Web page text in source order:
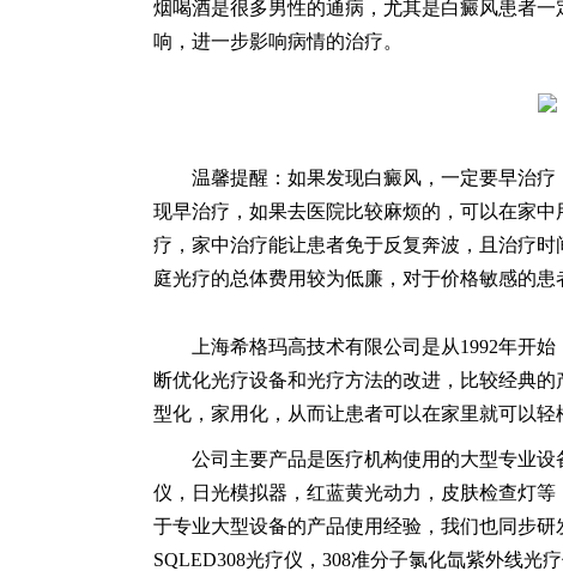
烟喝酒是很多男性的通病，尤其是白癜风患者
响，进一步影响病情的治疗。
温馨提醒：如果发现白癜风，一定要早治
现早治疗，如果去医院比较麻烦的，可以在家
疗，家中治疗能让患者免于反复奔波，且治疗
庭光疗的总体费用较为低廉，对于价格敏感的
上海希格玛高技术有限公司是从1992年开
断优化光疗设备和光疗方法的改进，比较经典
型化，家用化，从而让患者可以在家里就可以轻
公司主要产品是医疗机构使用的大型专业
仪，日光模拟器，红蓝黄光动力，皮肤检查灯
于专业大型设备的产品使用经验，我们也同步研
SQLED308光疗仪，308准分子氯化氙紫外线光